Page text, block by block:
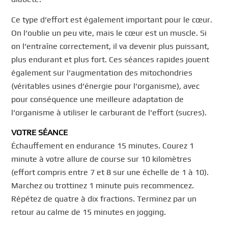
Ce type d’effort est également important pour le cœur.
On l’oublie un peu vite, mais le cœur est un muscle. Si
on l’entraîne correctement, il va devenir plus puissant,
plus endurant et plus fort. Ces séances rapides jouent
également sur l’augmentation des mitochondries
(véritables usines d’énergie pour l’organisme), avec
pour conséquence une meilleure adaptation de
l’organisme à utiliser le carburant de l’effort (sucres).
VOTRE SÉANCE
Échauffement en endurance 15 minutes. Courez 1
minute à votre allure de course sur 10 kilomètres
(effort compris entre 7 et 8 sur une échelle de 1 à 10).
Marchez ou trottinez 1 minute puis recommencez.
Répétez de quatre à dix fractions. Terminez par un
retour au calme de 15 minutes en jogging.